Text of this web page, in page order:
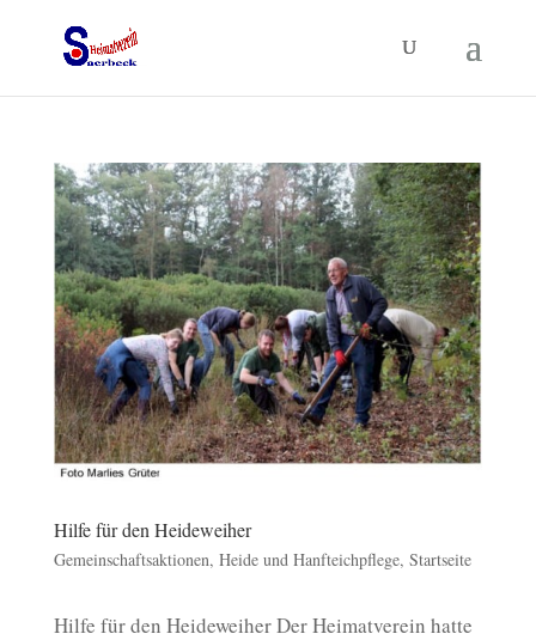
Hilfe für den Heideweiher
Gemeinschaftsaktionen, Heide und Hanfteichpflege, Startseite
Hilfe für den Heideweiher Der Heimatverein hatte